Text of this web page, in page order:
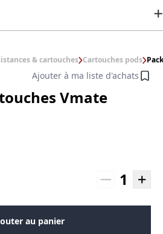
& cartouches Cartouches pods
Ajouter à ma liste d'achats
Vmate
1
au panier